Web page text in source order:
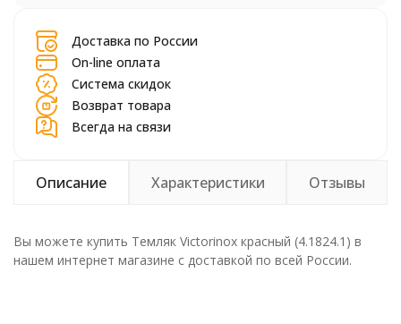
Доставка по России
On-line оплата
Система скидок
Возврат товара
Всегда на связи
Описание Характеристики Отзывы
Вы можете купить Темляк Victorinox красный (4.1824.1) в
нашем интернет магазине с доставкой по всей России.